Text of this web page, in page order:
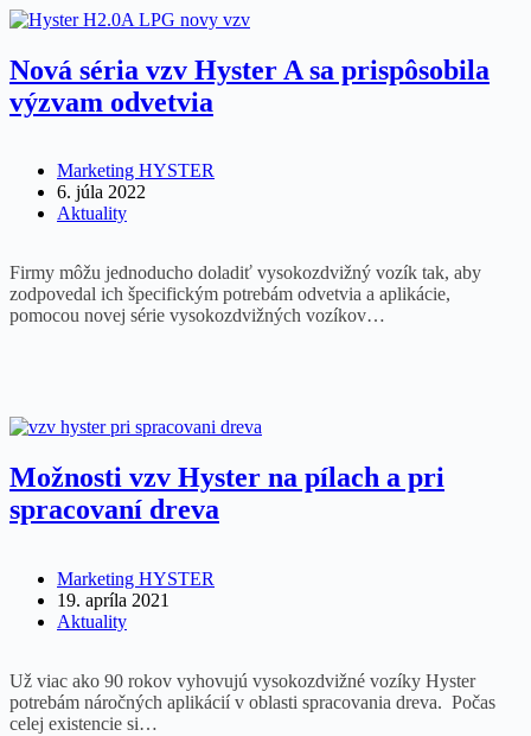
Nová séria vzv Hyster A sa prispôsobila
výzvam odvetvia
Marketing HYSTER
6. júla 2022
Aktuality
Firmy môžu jednoducho doladiť vysokozdvižný vozík tak, aby
zodpovedal ich špecifickým potrebám odvetvia a aplikácie,
pomocou novej série vysokozdvižných vozíkov…
Možnosti vzv Hyster na pílach a pri
spracovaní dreva
Marketing HYSTER
19. apríla 2021
Aktuality
Už viac ako 90 rokov vyhovujú vysokozdvižné vozíky Hyster
potrebám náročných aplikácií v oblasti spracovania dreva. Počas
celej existencie si…